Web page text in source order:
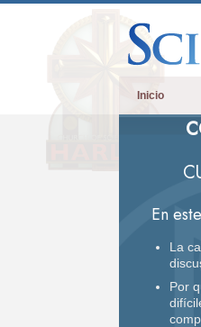
Inicio
En
La
Por